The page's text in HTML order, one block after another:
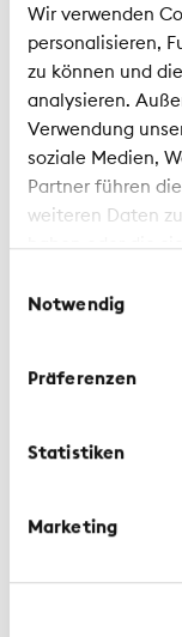
Wir verwenden
personalisieren,
zu können und
analysieren.
Verwendung
soziale Medien,
Partner führen
weiteren Daten
haben oder die
Notwendig
Präferenzen
Statistiken
Marketing
1 Articles
Lorsque
qu'une